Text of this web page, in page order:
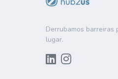
Derrubamos
lugar.